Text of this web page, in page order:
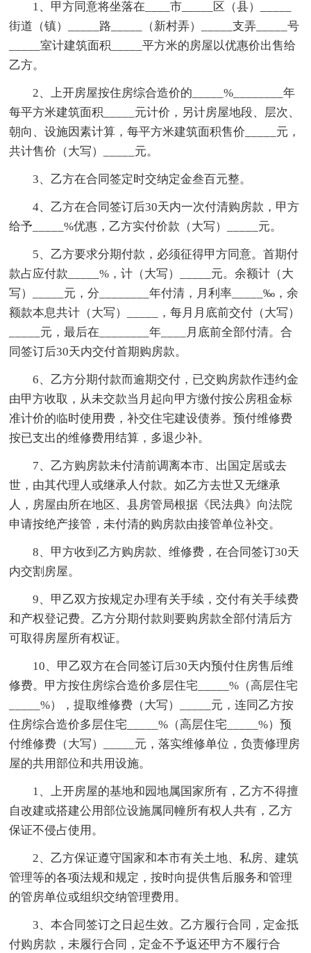
1、甲方同意将坐落在____市_____区（县）_____
街道（镇）_____路_____（新村弄）_____支弄_____号
_____室计建筑面积_____平方米的房屋以优惠价出售给
乙方。
2、上开房屋按住房综合造价的_____%________年
每平方米建筑面积_____元计价，另计房屋地段、层次、
朝向、设施因素计算，每平方米建筑面积售价_____元，
共计售价（大写）_____元。
3、乙方在合同签定时交纳定金叁百元整。
4、乙方在合同签订后30天内一次付清购房款，甲方
给予_____%优惠，乙方实付价款（大写）_____元。
5、乙方要求分期付款，必须征得甲方同意。首期付
款占应付款_____%，计（大写）_____元。余额计（大
写）_____元，分________年付清，月利率_____‰，余
额款本息共计（大写）_____，每月月底前交付（大写）
_____元，最后在________年____月底前全部付清。合
同签订后30天内交付首期购房款。
6、乙方分期付款而逾期交付，已交购房款作违约金
由甲方收取，从未交款当月起向甲方缴付按公房租金标
准计价的临时使用费，补交住宅建设债券。预付维修费
按已支出的维修费用结算，多退少补。
7、乙方购房款未付清前调离本市、出国定居或去
世，由其代理人或继承人付款。如乙方去世又无继承
人，房屋由所在地区、县房管局根据《民法典》向法院
申请按绝产接管，未付清的购房款由接管单位补交。
8、甲方收到乙方购房款、维修费，在合同签订30天
内交割房屋。
9、甲乙双方按规定办理有关手续，交付有关手续费
和产权登记费。乙方分期付款则要购房款全部付清后方
可取得房屋所有权证。
10、甲乙双方在合同签订后30天内预付住房售后维
修费。甲方按住房综合造价多层住宅_____%（高层住宅
_____%），提取维修费（大写）_____元，连同乙方按
住房综合造价多层住宅_____%（高层住宅_____%）预
付维修费（大写）_____元，落实维修单位，负责修理房
屋的共用部位和共用设施。
1、上开房屋的基地和园地属国家所有，乙方不得擅
自改建或搭建公用部位设施属同幢所有权人共有，乙方
保证不侵占使用。
2、乙方保证遵守国家和本市有关土地、私房、建筑
管理等的各项法规和规定，按时向提供售后服务和管理
的管房单位或组织交纳管理费用。
3、本合同签订之日起生效。乙方履行合同，定金抵
付购房款，未履行合同，定金不予返还甲方不履行合